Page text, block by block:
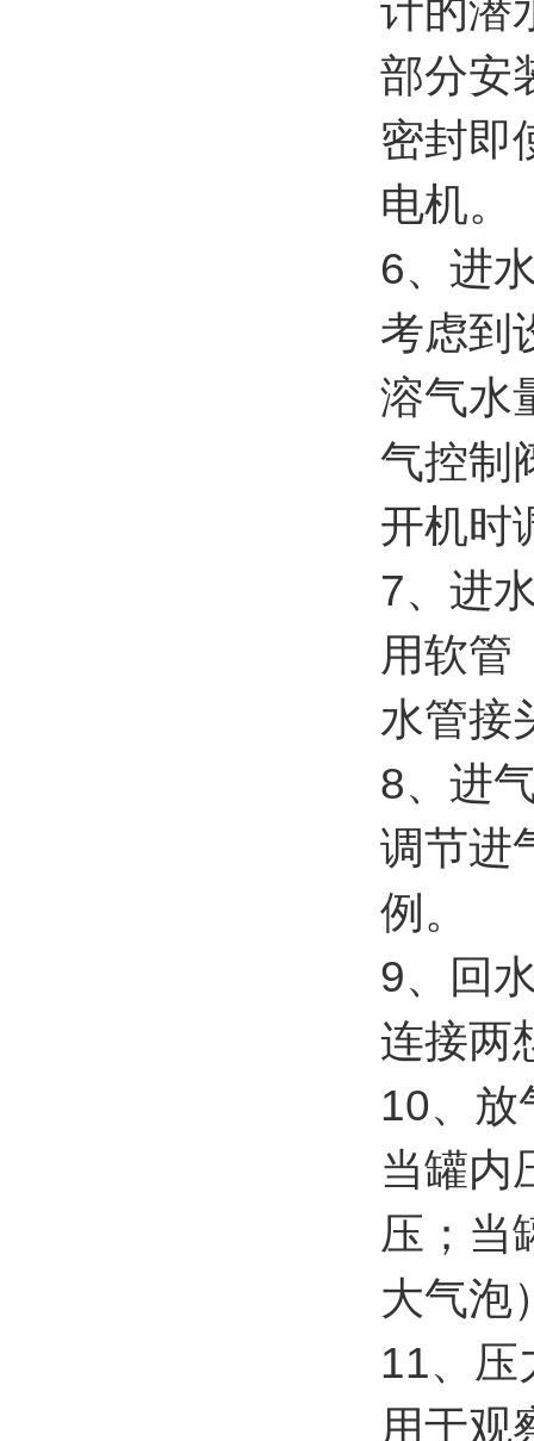
计的潜
部分安
密封即
电机。
6、进
考虑到
溶气水
气控制
开机时
7、进
用软管
水管接
8、进
调节进
例。
9、回
连接两
10、放
当罐内
压；当
大气泡
11、压
用于观